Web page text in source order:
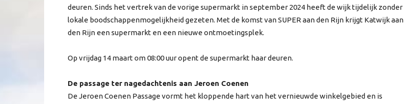
deuren. Sinds het vertrek van de vorige supermarkt in september 2024 heeft de wijk tijdelijk zonder
lokale boodschappenmogelijkheid gezeten. Met de komst van SUPER aan den Rijn krijgt Katwijk aan
den Rijn een supermarkt en een nieuwe ontmoetingsplek.
Op vrijdag 14 maart om 08:00 uur opent de supermarkt haar deuren.
De passage ter nagedachtenis aan Jeroen Coenen
De Jeroen Coenen Passage vormt het kloppende hart van het vernieuwde winkelgebied en is